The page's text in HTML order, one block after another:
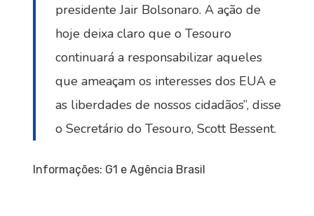
presidente Jair Bolsonaro. A ação de
hoje deixa claro que o Tesouro
continuará a responsabilizar aqueles
que ameaçam os interesses dos EUA e
as liberdades de nossos cidadãos”, disse
o Secretário do Tesouro, Scott Bessent.
Informações: G1 e Agência Brasil